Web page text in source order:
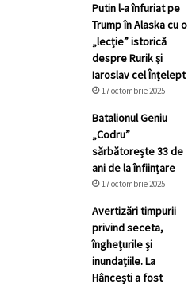
Putin l-a înfuriat pe
Trump în Alaska cu o
„lecție” istorică
despre Rurik și
Iaroslav cel Înțelept
17 octombrie 2025
Batalionul Geniu
„Codru”
sărbătorește 33 de
ani de la înființare
17 octombrie 2025
Avertizări timpurii
privind seceta,
înghețurile și
inundațiile. La
Hâncești a fost